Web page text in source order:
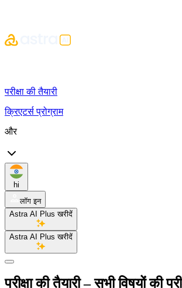
परीक्षा की तैयारी
क्रिएटर्स प्रोग्राम
और
hi
लॉग इन
Astra AI Plus खरीदें
Astra AI Plus खरीदें
परीक्षा की तैयारी– सभी विषयों की